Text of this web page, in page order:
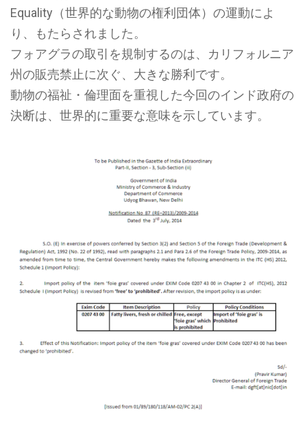
Equality（世界的な動物の権利団体）の運動によ
り、もたらされました。
フォアグラの取引を規制するのは、カリフォルニア
州の販売禁止に次ぐ、大きな勝利です。
動物の福祉・倫理面を重視した今回のインド政府の
決断は、世界的に重要な意味を示しています。